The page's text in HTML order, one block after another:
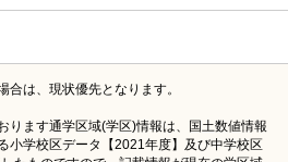
は、現状優先となります。
ります通学区域(学区)情報は、国土数値情報
小学校区データ【2021年度】及び中学校区